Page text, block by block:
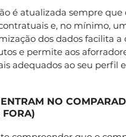
é atualizada sempre que
e, no mínimo,
dos dados facilita a
e permite aos
adequados ao seu perfil
NO
FORA)